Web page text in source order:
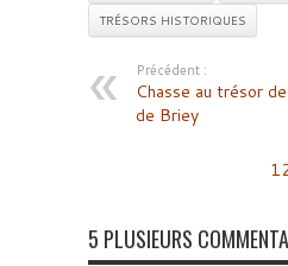
TRÉSORS HISTORIQUES
Précédent :
Chasse au trésor
de Briey
5 PLUSIEURS